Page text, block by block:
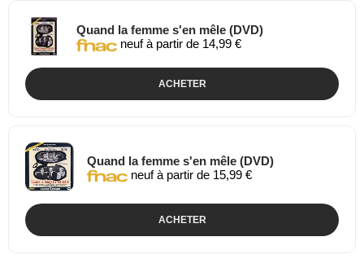
Quand la femme s'en mêle (DVD)
neuf à partir de 14,99 €
ACHETER
Quand la femme s'en mêle (DVD)
neuf à partir de 15,99 €
ACHETER